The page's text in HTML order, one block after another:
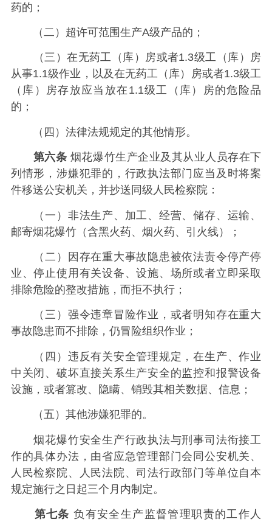
药的；
（二）超许可范围生产A级产品的；
（三）在无药工（库）房或者1.3级工（库）房
从事1.1级作业，以及在无药工（库）房或者1.3级工
（库）房存放应当放在1.1级工（库）房的危险品
的；
（四）法律法规规定的其他情形。
第六条 烟花爆竹生产企业及其从业人员存在下
列情形，涉嫌犯罪的，行政执法部门应当及时将案
件移送公安机关，并抄送同级人民检察院：
（一）非法生产、加工、经营、储存、运输、
邮寄烟花爆竹（含黑火药、烟火药、引火线）；
（二）因存在重大事故隐患被依法责令停产停
业、停止使用有关设备、设施、场所或者立即采取
排除危险的整改措施，而拒不执行；
（三）强令违章冒险作业，或者明知存在重大
事故隐患而不排除，仍冒险组织作业；
（四）违反有关安全管理规定，在生产、作业
中关闭、破坏直接关系生产安全的监控和报警设备
设施，或者篡改、隐瞒、销毁其相关数据、信息；
（五）其他涉嫌犯罪的。
烟花爆竹安全生产行政执法与刑事司法衔接工
作的具体办法，由省应急管理部门会同公安机关、
人民检察院、人民法院、司法行政部门等单位自本
规定施行之日起三个月内制定。
第七条 负有安全生产监督管理职责的工作人